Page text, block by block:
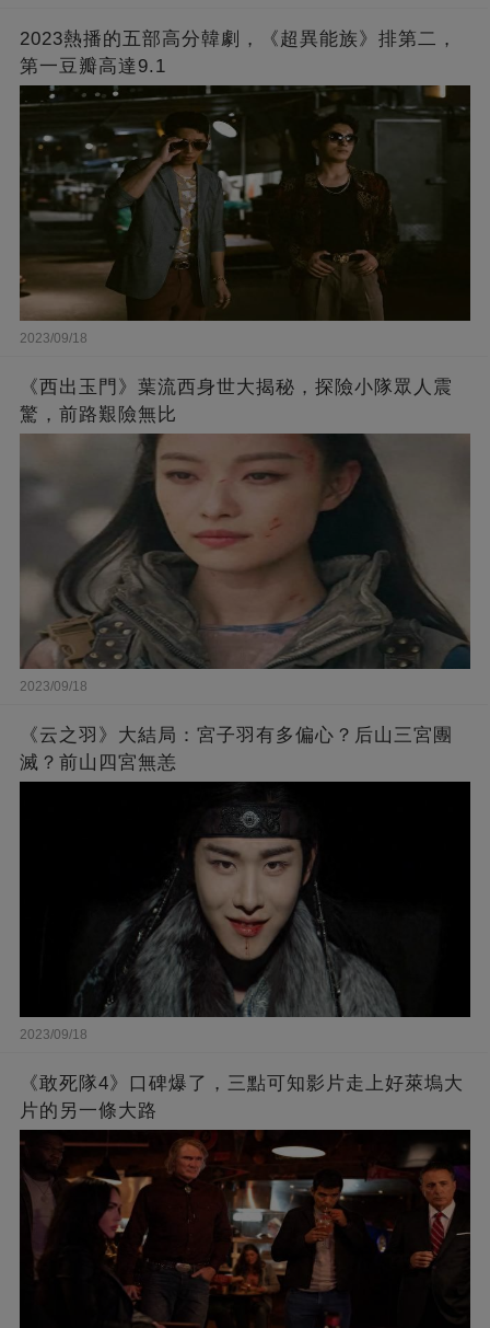
2023熱播的五部高分韓劇，《超異能族》排第二，
第一豆瓣高達9.1
2023/09/18
《西出玉門》葉流西身世大揭秘，探險小隊眾人震
驚，前路艱險無比
2023/09/18
《云之羽》大結局：宮子羽有多偏心？后山三宮團
滅？前山四宮無恙
2023/09/18
《敢死隊4》口碑爆了，三點可知影片走上好萊塢大
片的另一條大路